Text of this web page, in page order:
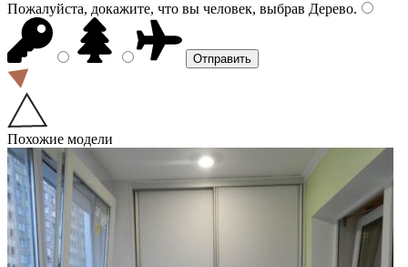
Пожалуйста, докажите, что вы человек, выбрав Дерево.
Похожие модели